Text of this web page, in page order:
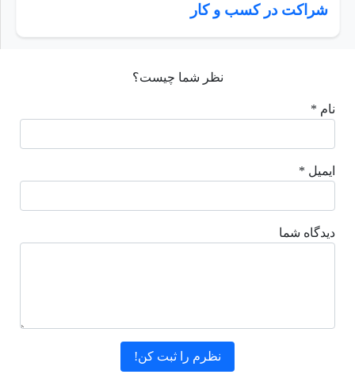
شراکت در کسب و کار
نظر شما چیست؟
نام *
ایمیل *
دیدگاه شما